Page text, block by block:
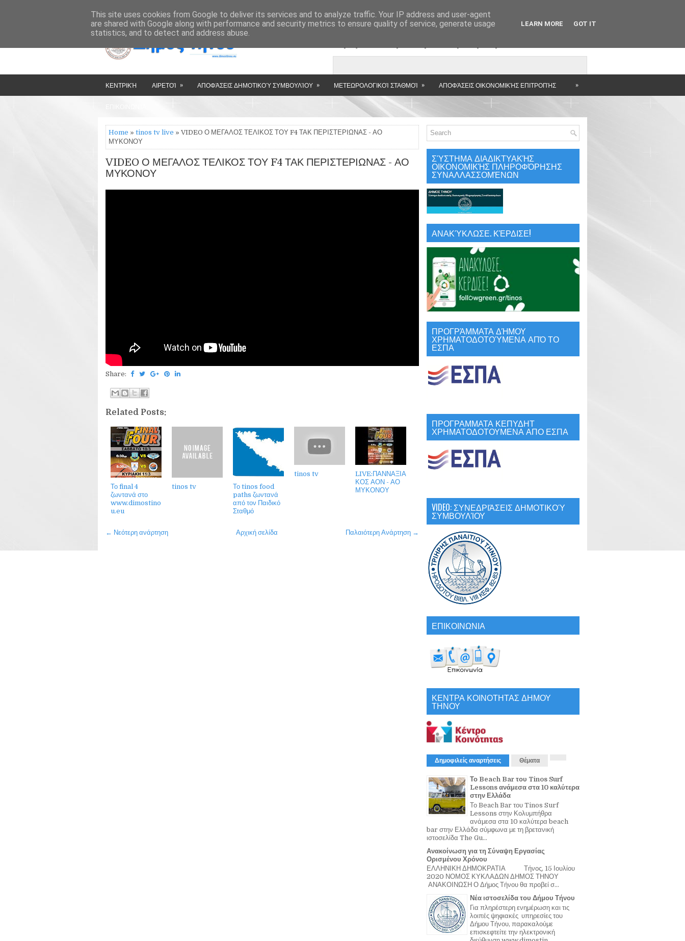
HOME ΔΉΜΟΣ ΤΉΝΟΥ » » »
ΚΕΝΤΡΙΚΉ ΑΙΡΕΤΟΊ » ΑΠΟΦΆΣΕΙΣ ΔΗΜΟΤΙΚΟΎ ΣΥΜΒΟΥΛΊΟΥ » ΜΕΤΕΩΡΟΛΟΓΙΚΟΊ ΣΤΑΘΜΟΊ » ΑΠΟΦΆΣΕΙΣ ΟΙΚΟΝΟΜΙΚΉΣ ΕΠΙΤΡΟΠΉΣ »
Home » tinos tv live » VIDEO Ο ΜΕΓΑΛΟΣ ΤΕΛΙΚΟΣ ΤΟΥ F4 ΤΑΚ ΠΕΡΙΣΤΕΡΙΩΝΑΣ - ΑΟ
ΜΥΚΟΝΟΥ
VIDEO Ο ΜΕΓΑΛΟΣ ΤΕΛΙΚΟΣ ΤΟΥ F4 ΤΑΚ ΠΕΡΙΣΤΕΡΙΩΝΑΣ - ΑΟ
ΜΥΚΟΝΟΥ
Share:
Related Posts:
Το final 4
ζωντανά στο
www.dimostino
u.eu
tinos tv
Το tinos food
paths ζωντανά
από τον Παιδικό
Σταθμό
tinos tv
LIVE:ΠΑΝΝΑΞΙΑ
ΚΟΣ ΑΟΝ - ΑΟ
ΜΥΚΟΝΟΥ
← Νεότερη ανάρτηση Παλαιότερη Ανάρτηση →
Αρχική σελίδα
ΣΎΣΤΗΜΑ ΔΙΑΔΙΚΤΥΑΚΉΣ
ΟΙΚΟΝΟΜΙΚΉΣ ΠΛΗΡΟΦΌΡΗΣΗΣ
ΣΥΝΑΛΛΑΣΣΟΜΈΝΩΝ
ΑΝΑΚΎΚΛΩΣΕ. ΚΈΡΔΙΣΕ!
ΠΡΟΓΡΆΜΜΑΤΑ ΔΉΜΟΥ
ΧΡΗΜΑΤΟΔΟΤΟΎΜΕΝΑ ΑΠΌ ΤΟ
ΕΣΠΑ
ΠΡΟΓΡΑΜΜΑΤΑ ΚΕΠΥΔΗΤ
ΧΡΗΜΑΤΟΔΟΤΟΥΜΕΝΑ ΑΠΟ ΕΣΠΑ
VIDEO: ΣΥΝΕΔΡΙΆΣΕΙΣ ΔΗΜΟΤΙΚΟΎ
ΣΥΜΒΟΥΛΊΟΥ
ΕΠΙΚΟΙΝΩΝΙΑ
ΚΕΝΤΡΑ ΚΟΙΝΟΤΗΤΑΣ ΔΗΜΟΥ
ΤΗΝΟΥ
Δημοφιλείς αναρτήσεις Θέματα
Το Beach Bar του Tinos Surf
Lessons ανάμεσα στα 10 καλύτερα
στην Ελλάδα
Το Beach Bar του Tinos Surf
Lessons στην Κολυμπήθρα
ανάμεσα στα 10 καλύτερα beach
bar στην Ελλάδα σύμφωνα με τη βρετανική
ιστοσελίδα The Gu...
Ανακοίνωση για τη Σύναψη Εργασίας
Ορισμένου Χρόνου
ΕΛΛΗΝΙΚΗ ΔΗΜΟΚΡΑΤΙΑ Τήνος, 15 Ιουλίου
2020 ΝΟΜΟΣ ΚΥΚΛΑΔΩΝ ΔΗΜΟΣ ΤΗΝΟΥ
ΑΝΑΚΟΙΝΩΣΗ Ο Δήμος Τήνου θα προβεί σ...
Νέα ιστοσελίδα του Δήμου Τήνου
Για πληρέστερη ενημέρωση και τις
λοιπές ψηφιακές υπηρεσίες του
Δήμου Τήνου, παρακαλούμε
επισκεφτείτε την ηλεκτρονική
This site uses cookies from Google to deliver its services and to analyze traffic. Your IP address and user-agent
are shared with Google along with performance and security metrics to ensure quality of service, generate usage
statistics, and to detect and address abuse.
LEARN MORE GOT IT